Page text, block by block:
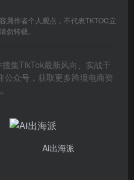
属作者个人观点，不代表TKTOC立
勿转载。
集TikTok最新风向、实战干
公众号，获取更多跨境电商资
Ai出海派